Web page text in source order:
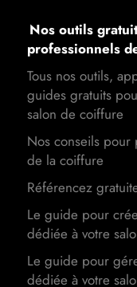
Nos outils
professionnels
Tous nos outils,
guides gratuits
salon de coiffure
Nos conseils pour
de la coiffure
Référencez
Le guide pour
dédiée à votre
Le guide pour
dédiée à votre